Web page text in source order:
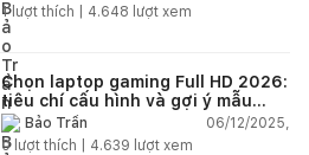
1lượt thích | 4.648 lượt xem
Chọn laptop gaming Full HD 2026:
tiêu chí cấu hình và gợi ý mẫu
đáng mua
Bảo Trần
06/12/2025,
0lượt thích | 4.639 lượt xem